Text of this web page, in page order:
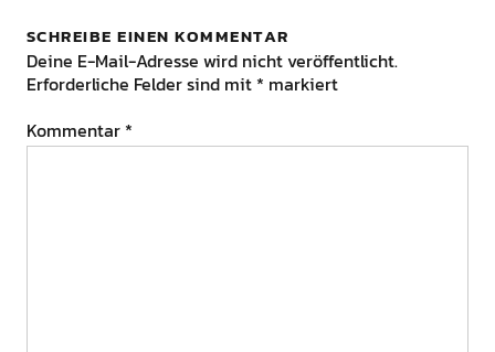
SCHREIBE EINEN KOMMENTAR
Deine E-Mail-Adresse wird nicht veröffentlicht.
Erforderliche Felder sind mit * markiert
Kommentar *